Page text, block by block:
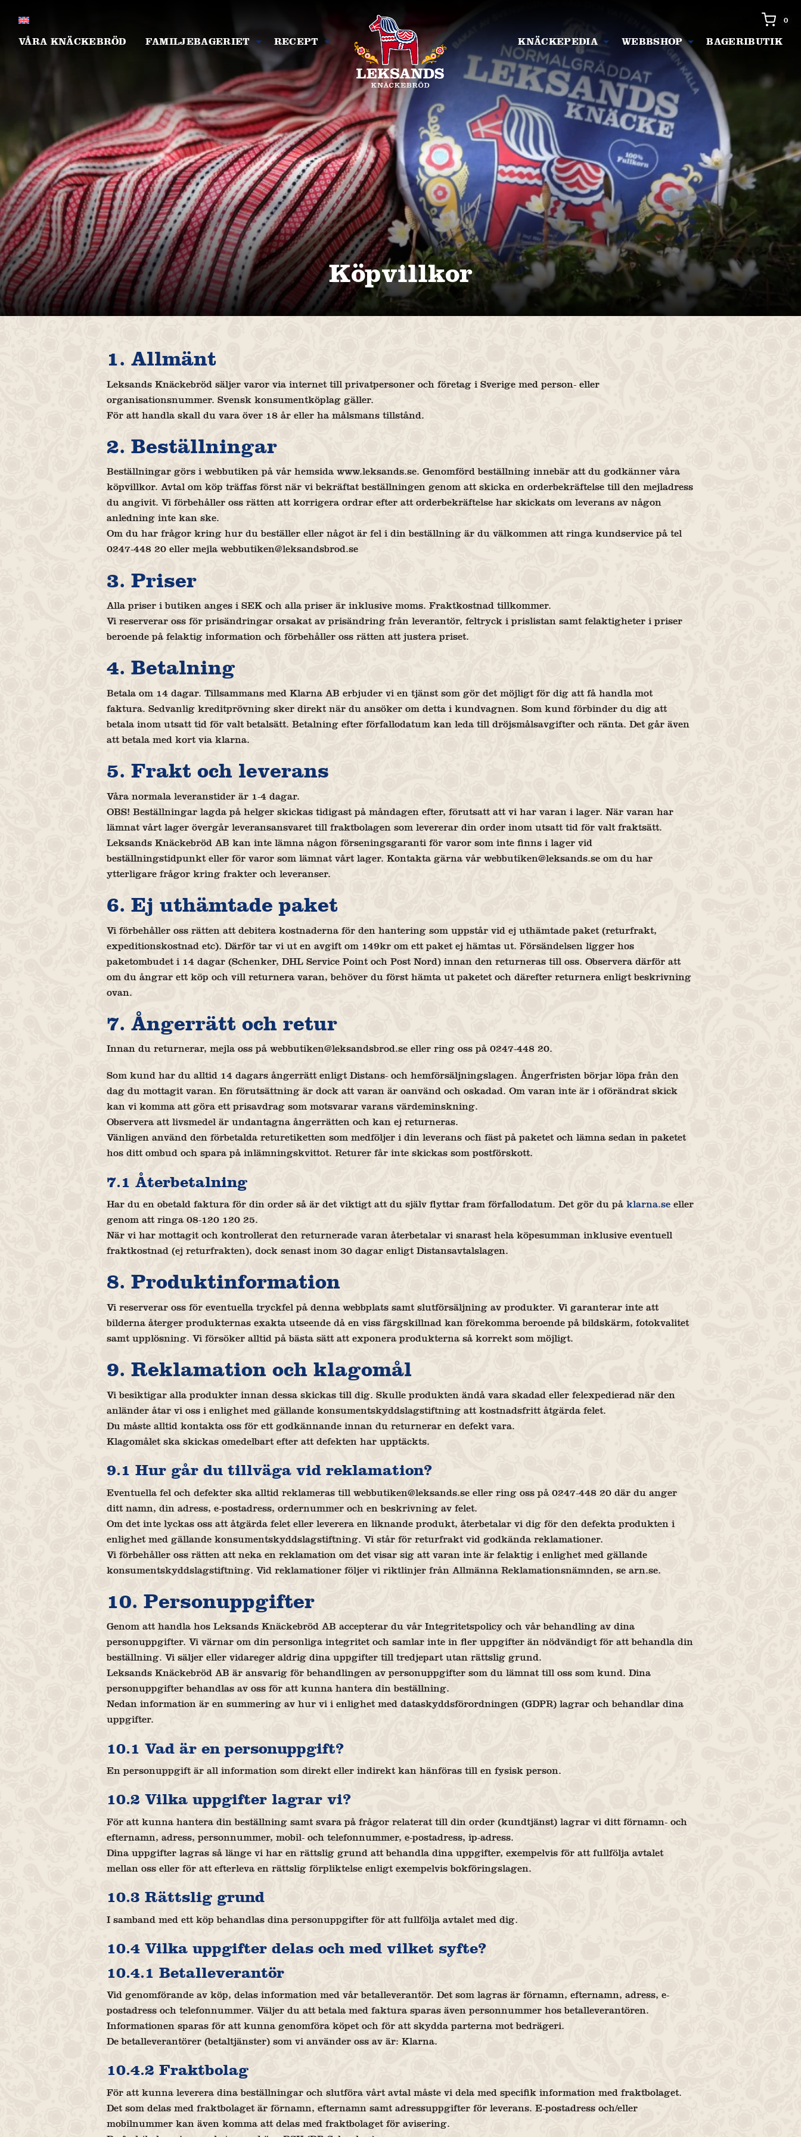
0
0
VÅRA KNÄCKEBRÖD FAMILJEBAGERIET RECEPT KNÄCKEPEDIA WEBBSHOP BAGERIBUTIK
Köpvillkor
1. Allmänt
Leksands Knäckebröd säljer varor via internet till privatpersoner och företag i Sverige med person- eller
organisationsnummer. Svensk konsumentköplag gäller.
För att handla skall du vara över 18 år eller ha målsmans tillstånd.
2. Beställningar
Beställningar görs i webbutiken på vår hemsida www.leksands.se. Genomförd beställning innebär att du godkänner våra
köpvillkor. Avtal om köp träffas först när vi bekräftat beställningen genom att skicka en orderbekräftelse till den mejladress
du angivit. Vi förbehåller oss rätten att korrigera ordrar efter att orderbekräftelse har skickats om leverans av någon
anledning inte kan ske.
Om du har frågor kring hur du beställer eller något är fel i din beställning är du välkommen att ringa kundservice på tel
0247-448 20 eller mejla webbutiken@leksandsbrod.se
3. Priser
Alla priser i butiken anges i SEK och alla priser är inklusive moms. Fraktkostnad tillkommer.
Vi reserverar oss för prisändringar orsakat av prisändring från leverantör, feltryck i prislistan samt felaktigheter i priser
beroende på felaktig information och förbehåller oss rätten att justera priset.
4. Betalning
Betala om 14 dagar. Tillsammans med Klarna AB erbjuder vi en tjänst som gör det möjligt för dig att få handla mot
faktura. Sedvanlig kreditprövning sker direkt när du ansöker om detta i kundvagnen. Som kund förbinder du dig att
betala inom utsatt tid för valt betalsätt. Betalning efter förfallodatum kan leda till dröjsmålsavgifter och ränta. Det går även
att betala med kort via klarna.
5. Frakt och leverans
Våra normala leveranstider är 1-4 dagar.
OBS! Beställningar lagda på helger skickas tidigast på måndagen efter, förutsatt att vi har varan i lager. När varan har
lämnat vårt lager övergår leveransansvaret till fraktbolagen som levererar din order inom utsatt tid för valt fraktsätt.
Leksands Knäckebröd AB kan inte lämna någon förseningsgaranti för varor som inte finns i lager vid
beställningstidpunkt eller för varor som lämnat vårt lager. Kontakta gärna vår webbutiken@leksands.se om du har
ytterligare frågor kring frakter och leveranser.
6. Ej uthämtade paket
Vi förbehåller oss rätten att debitera kostnaderna för den hantering som uppstår vid ej uthämtade paket (returfrakt,
expeditionskostnad etc). Därför tar vi ut en avgift om 149kr om ett paket ej hämtas ut. Försändelsen ligger hos
paketombudet i 14 dagar (Schenker, DHL Service Point och Post Nord) innan den returneras till oss. Observera därför att
om du ångrar ett köp och vill returnera varan, behöver du först hämta ut paketet och därefter returnera enligt beskrivning
ovan.
7. Ångerrätt och retur
Innan du returnerar, mejla oss på webbutiken@leksandsbrod.se eller ring oss på 0247-448 20.
Som kund har du alltid 14 dagars ångerrätt enligt Distans- och hemförsäljningslagen. Ångerfristen börjar löpa från den
dag du mottagit varan. En förutsättning är dock att varan är oanvänd och oskadad. Om varan inte är i oförändrat skick
kan vi komma att göra ett prisavdrag som motsvarar varans värdeminskning.
Observera att livsmedel är undantagna ångerrätten och kan ej returneras.
Vänligen använd den förbetalda returetiketten som medföljer i din leverans och fäst på paketet och lämna sedan in paketet
hos ditt ombud och spara på inlämningskvittot. Returer får inte skickas som postförskott.
7.1 Återbetalning
Har du en obetald faktura för din order så är det viktigt att du själv flyttar fram förfallodatum. Det gör du påklarna.se eller
genom att ringa 08-120 120 25.
När vi har mottagit och kontrollerat den returnerade varan återbetalar vi snarast hela köpesumman inklusive eventuell
fraktkostnad (ej returfrakten), dock senast inom 30 dagar enligt Distansavtalslagen.
8. Produktinformation
Vi reserverar oss för eventuella tryckfel på denna webbplats samt slutförsäljning av produkter. Vi garanterar inte att
bilderna återger produkternas exakta utseende då en viss färgskillnad kan förekomma beroende på bildskärm, fotokvalitet
samt upplösning. Vi försöker alltid på bästa sätt att exponera produkterna så korrekt som möjligt.
9. Reklamation och klagomål
Vi besiktigar alla produkter innan dessa skickas till dig. Skulle produkten ändå vara skadad eller felexpedierad när den
anländer åtar vi oss i enlighet med gällande konsumentskyddslagstiftning att kostnadsfritt åtgärda felet.
Du måste alltid kontakta oss för ett godkännande innan du returnerar en defekt vara.
Klagomålet ska skickas omedelbart efter att defekten har upptäckts.
9.1 Hur går du tillväga vid reklamation?
Eventuella fel och defekter ska alltid reklameras till webbutiken@leksands.se eller ring oss på 0247-448 20 där du anger
ditt namn, din adress, e-postadress, ordernummer och en beskrivning av felet.
Om det inte lyckas oss att åtgärda felet eller leverera en liknande produkt, återbetalar vi dig för den defekta produkten i
enlighet med gällande konsumentskyddslagstiftning. Vi står för returfrakt vid godkända reklamationer.
Vi förbehåller oss rätten att neka en reklamation om det visar sig att varan inte är felaktig i enlighet med gällande
konsumentskyddslagstiftning. Vid reklamationer följer vi riktlinjer från Allmänna Reklamationsnämnden, se arn.se.
10. Personuppgifter
Genom att handla hos Leksands Knäckebröd AB accepterar du vår Integritetspolicy och vår behandling av dina
personuppgifter. Vi värnar om din personliga integritet och samlar inte in fler uppgifter än nödvändigt för att behandla din
beställning. Vi säljer eller vidareger aldrig dina uppgifter till tredjepart utan rättslig grund.
Leksands Knäckebröd AB är ansvarig för behandlingen av personuppgifter som du lämnat till oss som kund. Dina
personuppgifter behandlas av oss för att kunna hantera din beställning.
Nedan information är en summering av hur vi i enlighet med dataskyddsförordningen (GDPR) lagrar och behandlar dina
uppgifter.
10.1 Vad är en personuppgift?
En personuppgift är all information som direkt eller indirekt kan hänföras till en fysisk person.
10.2 Vilka uppgifter lagrar vi?
För att kunna hantera din beställning samt svara på frågor relaterat till din order (kundtjänst) lagrar vi ditt förnamn- och
efternamn, adress, personnummer, mobil- och telefonnummer, e-postadress, ip-adress.
Dina uppgifter lagras så länge vi har en rättslig grund att behandla dina uppgifter, exempelvis för att fullfölja avtalet
mellan oss eller för att efterleva en rättslig förpliktelse enligt exempelvis bokföringslagen.
10.3 Rättslig grund
I samband med ett köp behandlas dina personuppgifter för att fullfölja avtalet med dig.
10.4 Vilka uppgifter delas och med vilket syfte?
10.4.1 Betalleverantör
Vid genomförande av köp, delas information med vår betalleverantör. Det som lagras är förnamn, efternamn, adress, e-
postadress och telefonnummer. Väljer du att betala med faktura sparas även personnummer hos betalleverantören.
Informationen sparas för att kunna genomföra köpet och för att skydda parterna mot bedrägeri.
De betalleverantörer (betaltjänster) som vi använder oss av är: Klarna.
10.4.2 Fraktbolag
För att kunna leverera dina beställningar och slutföra vårt avtal måste vi dela med specifik information med fraktbolaget.
Det som delas med fraktbolaget är förnamn, efternamn samt adressuppgifter för leverans. E-postadress och/eller
mobilnummer kan även komma att delas med fraktbolaget för avisering.